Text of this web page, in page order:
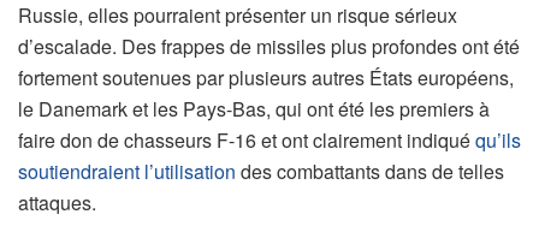
Russie, elles pourraient présenter un risque sérieux
d’escalade. Des frappes de missiles plus profondes ont été
fortement soutenues par plusieurs autres États européens,
le Danemark et les Pays-Bas, qui ont été les premiers à
faire don de chasseurs F-16 et ont clairement indiquéqu’ils
soutiendraient l’utilisation des combattants dans de telles
attaques.